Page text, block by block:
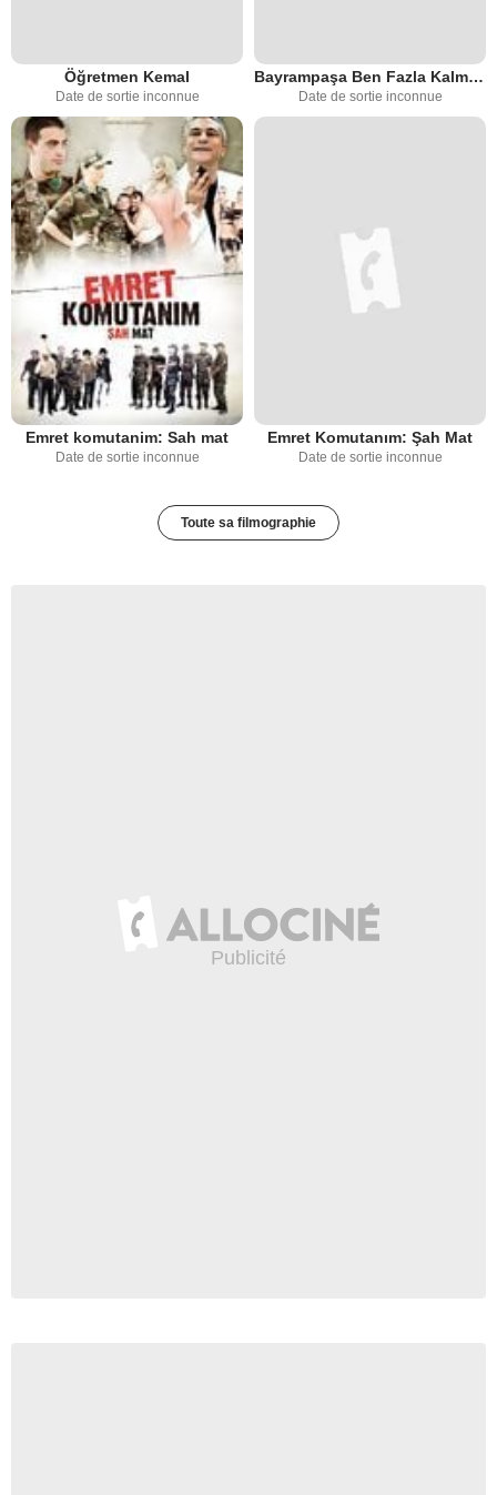
Öğretmen Kemal
Date de sortie inconnue
Bayrampaşa Ben Fazla Kalmayacağım
Date de sortie inconnue
Emret komutanim: Sah mat
Date de sortie inconnue
Emret Komutanım: Şah Mat
Date de sortie inconnue
Toute sa filmographie